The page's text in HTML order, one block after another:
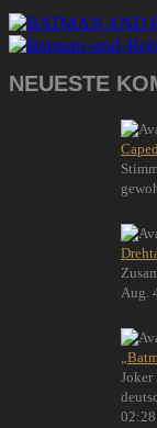
NEUESTE
Aug.
Joker
02:28